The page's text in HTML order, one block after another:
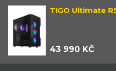
TIGO Ultimate
43 990 KČ